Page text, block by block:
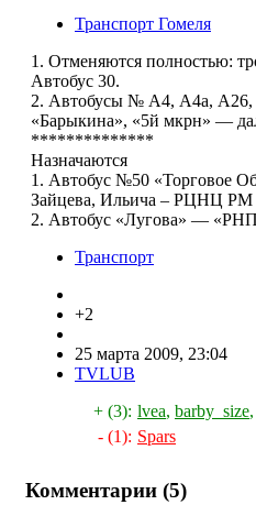
Транспорт Гомеля
1. Отменяются полностью:
Автобус 30.
2. Автобусы № А4, А4а, А26,
«Барыкина», «5й мкрн» —
**************
Назначаются
1. Автобус №50 «Торговое
Зайцева, Ильича – РЦНЦ РМ
2. Автобус «Лугова» —
Транспорт
+2
25 марта 2009, 23:04
TVLUB
+ (3): lvea, barby_size,
- (1): Spars
Комментарии (5)